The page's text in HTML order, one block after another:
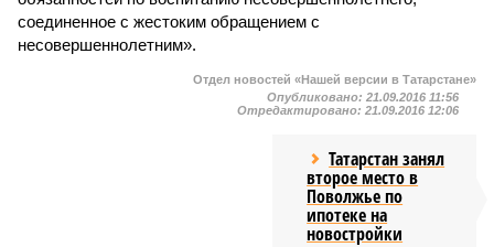
соединенное с жестоким обращением с
несовершеннолетним».
Отдел новостей «Нашей версии в Татарстане»
Опубликовано: 21.09.2016 11:56
Отредактировано: 21.09.2016 12:06
Татарстан занял
второе место в
Поволжье по
ипотеке на
новостройки